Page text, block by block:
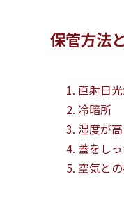
保管方法
直射日
冷暗所
湿度が
蓋をし
空気と